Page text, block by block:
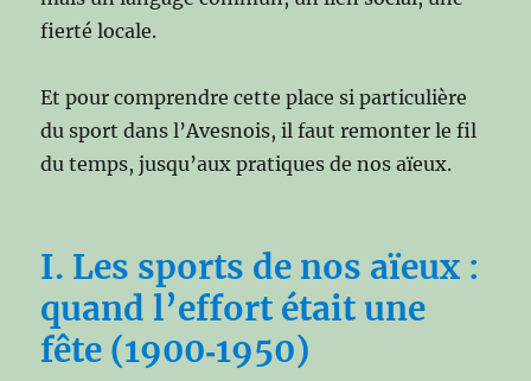
fierté locale.
Et pour comprendre cette place si particulière
du sport dans l’Avesnois, il faut remonter le fil
du temps, jusqu’aux pratiques de nos aïeux.
I. Les sports de nos aïeux :
quand l’effort était une
fête (1900‑1950)